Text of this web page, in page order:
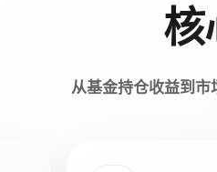
核
从基金持仓收益到